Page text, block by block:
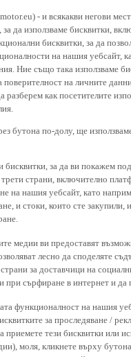
- и всякакви негови
да използваме бисквитки,
бисквитки, за да
на нашия уебсайт,
Ние също така използваме
на личните
разберем как посетителите
бутона по-долу, ще
бисквитки, за да ви покажем
страни, включително
на нашия уебсайт, като
и стоки, които сте
медии ви предоставят
лесно да споделяте
за доставчици на
при сърфиране в интернет и да
функционалност на нашия
за проследяване /
тези бисквитки или
моля, кликнете върху